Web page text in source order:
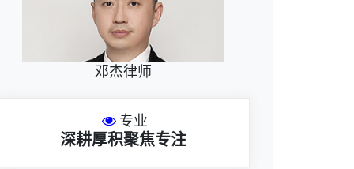
邓杰律师
专业
深耕厚积聚焦专注